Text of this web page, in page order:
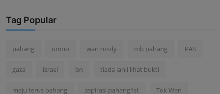
Tag Popular
pahang umno wan rosdy mb pahang PAS
gaza israel bn tiada janji lihat bukti
maju terus pahang aspirasi pahang1st Tok Wan